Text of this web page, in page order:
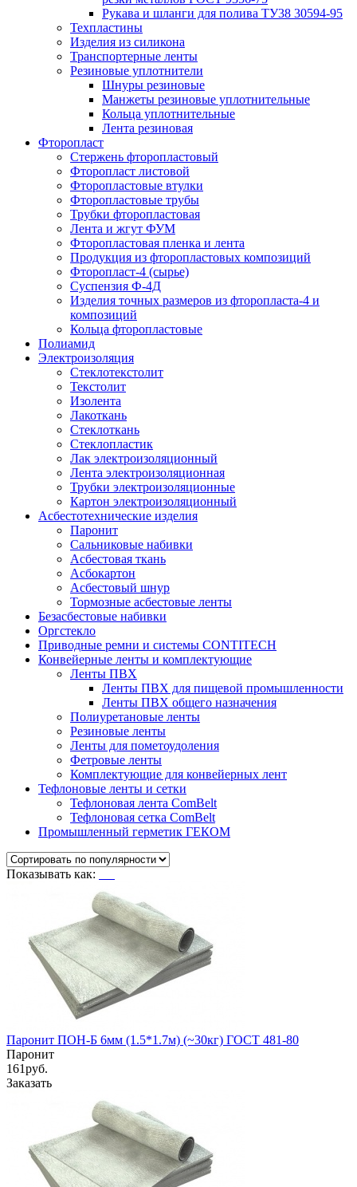
Рукава и шланги для полива ТУ38 30594-95
Техпластины
Изделия из силикона
Транспортерные ленты
Резиновые уплотнители
Шнуры резиновые
Манжеты резиновые уплотнительные
Кольца уплотнительные
Лента резиновая
Фторопласт
Стержень фторопластовый
Фторопласт листовой
Фторопластовые втулки
Фторопластовые трубы
Трубки фторопластовая
Лента и жгут ФУМ
Фторопластовая пленка и лента
Продукция из фторопластовых композиций
Фторопласт-4 (сырье)
Суспензия Ф-4Д
Изделия точных размеров из фторопласта-4 и
композиций
Кольца фторопластовые
Полиамид
Электроизоляция
Стеклотекстолит
Текстолит
Изолента
Лакоткань
Стеклоткань
Стеклопластик
Лак электроизоляционный
Лента электроизоляционная
Трубки электроизоляционные
Картон электроизоляционный
Асбестотехнические изделия
Паронит
Сальниковые набивки
Асбестовая ткань
Асбокартон
Асбестовый шнур
Тормозные асбестовые ленты
Безасбестовые набивки
Оргстекло
Приводные ремни и системы CONTITECH
Конвейерные ленты и комплектующие
Ленты ПВХ
Ленты ПВХ для пищевой промышленности
Ленты ПВХ общего назначения
Полиуретановые ленты
Резиновые ленты
Ленты для пометоудоления
Фетровые ленты
Комплектующие для конвейерных лент
Тефлоновые ленты и сетки
Тефлоновая лента ComBelt
Тефлоновая сетка ComBelt
Промышленный герметик ГЕКОМ
Показывать как:
Паронит ПОН-Б 6мм (1.5*1.7м) (~30кг) ГОСТ 481-80
Паронит
161руб.
Заказать